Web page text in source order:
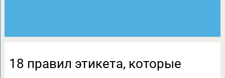
18 правил этикета, которые